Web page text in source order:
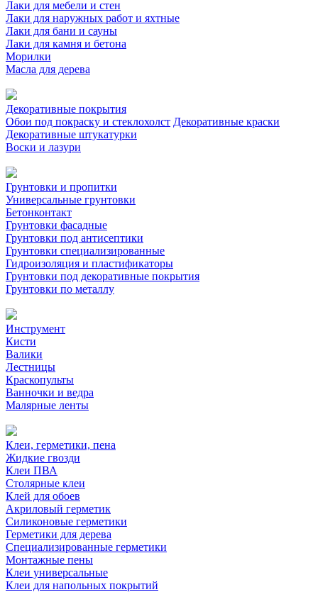
Лаки для мебели и стен
Лаки для наружных работ и яхтные
Лаки для бани и сауны
Лаки для камня и бетона
Морилки
Масла для дерева
Декоративные покрытия
Обои под покраску и стеклохолст Декоративные краски
Декоративные штукатурки
Воски и лазури
Грунтовки и пропитки
Универсальные грунтовки
Бетонконтакт
Грунтовки фасадные
Грунтовки под антисептики
Грунтовки специализированные
Гидроизоляция и пластификаторы
Грунтовки под декоративные покрытия
Грунтовки по металлу
Инструмент
Кисти
Валики
Лестницы
Краскопульты
Ванночки и ведра
Малярные ленты
Клеи, герметики, пена
Жидкие гвозди
Клеи ПВА
Столярные клеи
Клей для обоев
Акриловый герметик
Силиконовые герметики
Герметики для дерева
Специализированные герметики
Монтажные пены
Клеи универсальные
Клеи для напольных покрытий